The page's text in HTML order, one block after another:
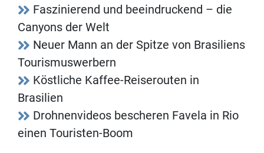
Faszinierend und beeindruckend – die
Canyons der Welt
Neuer Mann an der Spitze von Brasiliens
Tourismuswerbern
Köstliche Kaffee-Reiserouten in
Brasilien
Drohnenvideos bescheren Favela in Rio
einen Touristen-Boom